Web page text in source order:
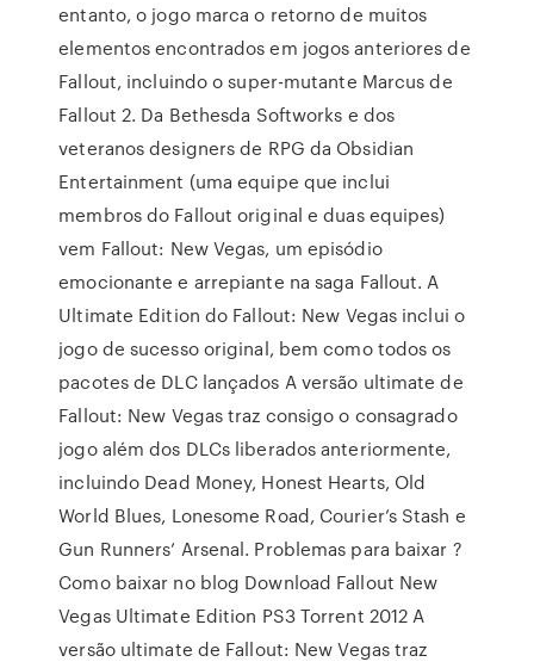
entanto, o jogo marca o retorno de muitos
elementos encontrados em jogos anteriores de
Fallout, incluindo o super-mutante Marcus de
Fallout 2. Da Bethesda Softworks e dos
veteranos designers de RPG da Obsidian
Entertainment (uma equipe que inclui
membros do Fallout original e duas equipes)
vem Fallout: New Vegas, um episódio
emocionante e arrepiante na saga Fallout. A
Ultimate Edition do Fallout: New Vegas inclui o
jogo de sucesso original, bem como todos os
pacotes de DLC lançados A versão ultimate de
Fallout: New Vegas traz consigo o consagrado
jogo além dos DLCs liberados anteriormente,
incluindo Dead Money, Honest Hearts, Old
World Blues, Lonesome Road, Courier’s Stash e
Gun Runners’ Arsenal. Problemas para baixar ?
Como baixar no blog Download Fallout New
Vegas Ultimate Edition PS3 Torrent 2012 A
versão ultimate de Fallout: New Vegas traz